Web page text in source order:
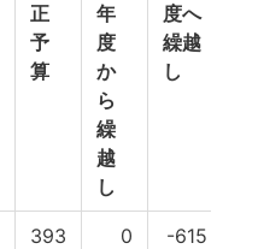
正
予
算
年
度
か
ら
繰
越
し
度へ
繰越
し
393 0 -615